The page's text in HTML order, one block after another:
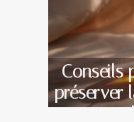
Conseils
préserver